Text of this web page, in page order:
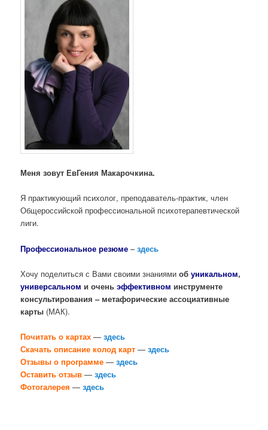
Меня зовут ЕвГения Макарочкина.
Я практикующий психолог, преподаватель-практик, член
Общероссийской профессиональной психотерапевтической
лиги.
Профессиональное резюме –здесь
Хочу поделиться с Вами своими знаниямиобуникальном,
универсальном и оченьэффективном инструменте
консультирования – метафорические ассоциативные
карты (МАК).
Почитать о картах—здесь
Скачать описание колод карт —здесь
Отзывы о программе —здесь
Оставить отзыв —здесь
Фотогалерея — здесь